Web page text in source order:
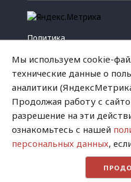
Политика
Успех
Хватит это терпеть
Мы используем cookie-
технические данные о
аналитики
Продолжая работу с
разрешение на эти
ознакомьтесь с нашей
персональных данных,